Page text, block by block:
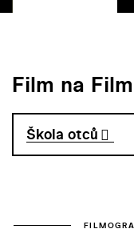
Film na
Škola otců